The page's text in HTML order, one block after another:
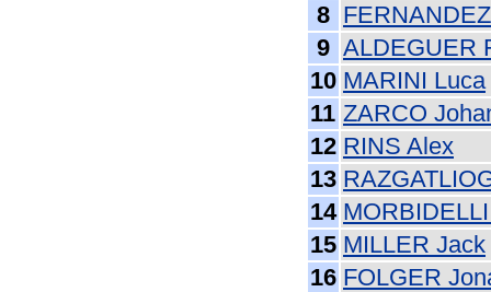
8
9 ALDEGUER
10 MARINI Luca
11 ZARCO
12 RINS Alex
13
14
15 MILLER Jack
16 FOLGER